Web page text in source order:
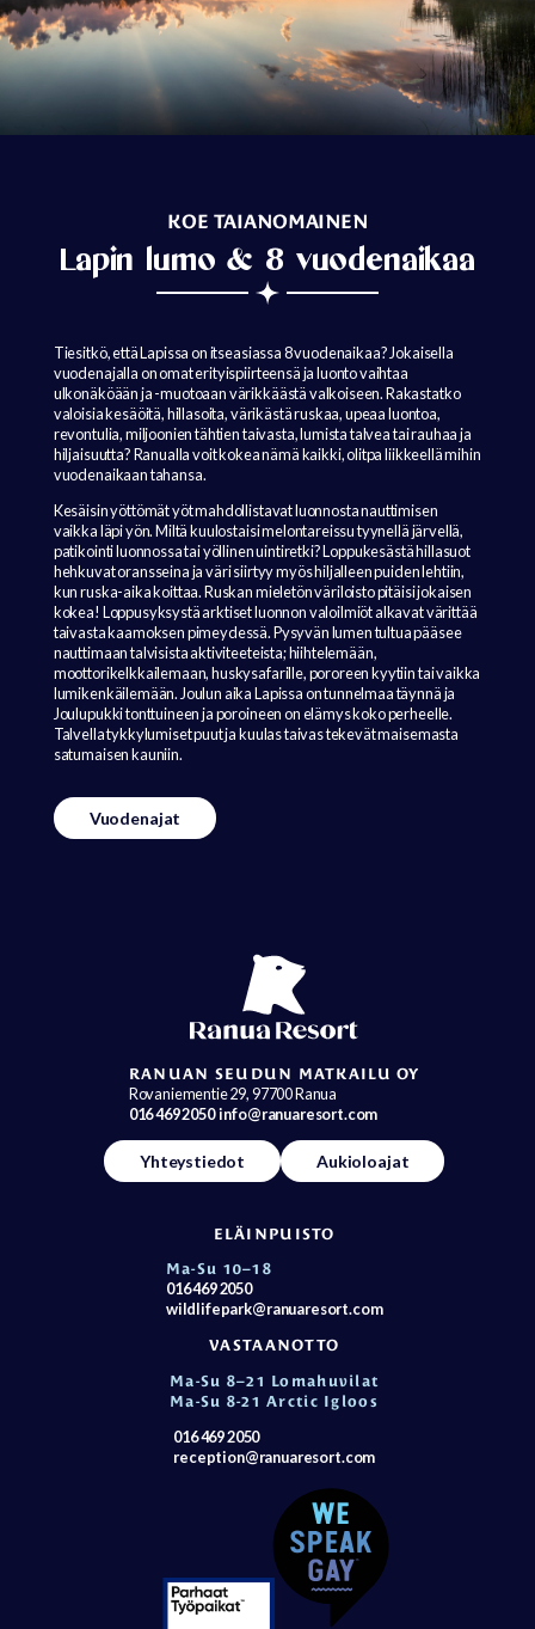
KOE TAIANOMAINEN
Lapin lumo & 8 vuodenaikaa
Tiesitkö, että Lapissa on itseasiassa 8 vuodenaikaa? Jokaisella
vuodenajalla on omat erityispiirteensä ja luonto vaihtaa
ulkonäköään ja -muotoaan värikkäästä valkoiseen. Rakastatko
valoisia kesäöitä, hillasoita, värikästä ruskaa, upeaa luontoa,
revontulia, miljoonien tähtien taivasta, lumista talvea tai rauhaa ja
hiljaisuutta? Ranualla voit kokea nämä kaikki, olitpa liikkeellä mihin
vuodenaikaan tahansa.
Kesäisin yöttömät yöt mahdollistavat luonnosta nauttimisen
vaikka läpi yön. Miltä kuulostaisi melontareissu tyynellä järvellä,
patikointi luonnossa tai yöllinen uintiretki? Loppukesästä hillasuot
hehkuvat oransseina ja väri siirtyy myös hiljalleen puiden lehtiin,
kun ruska-aika koittaa. Ruskan mieletön väriloisto pitäisi jokaisen
kokea! Loppusyksystä arktiset luonnon valoilmiöt alkavat värittää
taivasta kaamoksen pimeydessä. Pysyvän lumen tultua pääsee
nauttimaan talvisista aktiviteeteista; hiihtelemään,
moottorikelkkailemaan, huskysafarille, pororeen kyytiin tai vaikka
lumikenkäilemään. Joulun aika Lapissa on tunnelmaa täynnä ja
Joulupukki tonttuineen ja poroineen on elämys koko perheelle.
Talvella tykkylumiset puut ja kuulas taivas tekevät maisemasta
satumaisen kauniin.
Vuodenajat
RANUAN SEUDUN MATKAILU OY
Rovaniementie 29, 97700 Ranua
016 469 2050info@ranuaresort.com
Yhteystiedot Aukioloajat
ELÄINPUISTO
Ma-Su 10–18
016 469 2050
wildlifepark@ranuaresort.com
VASTAANOTTO
Ma-Su 8–21 Lomahuvilat
Ma-Su 8-21 Arctic Igloos
016 469 2050
reception@ranuaresort.com